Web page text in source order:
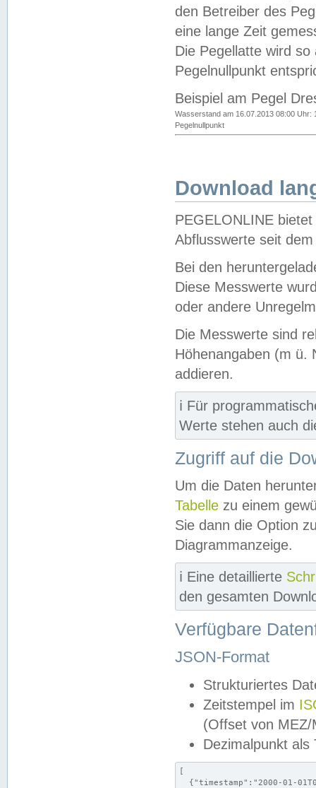
den Betreiber des
eine lange Zeit
Die Pegellatte wird
Pegelnullpunkt
Beispiel am Pegel
Wasserstand am 16.07.2013 08:00 Uhr:
Pegelnullpunkt
Download
PEGELONLINE
Abflusswerte seit
Bei den
Diese Messwerte
oder andere
Die Messwerte sind
Höhenangaben (m ü.
addieren.
ℹ️ Für
Werte stehen auch
Zugriff auf die
Um die Daten
Tabelle zu einem
Sie dann die Option
Diagrammanzeige.
ℹ️ Eine detaillierte
den gesamten
Verfügbare
JSON-Format
Strukturiertes
Zeitstempel im
(Offset von MEZ/
Dezimalpunkt als
[
{"timestamp":"2000-01-